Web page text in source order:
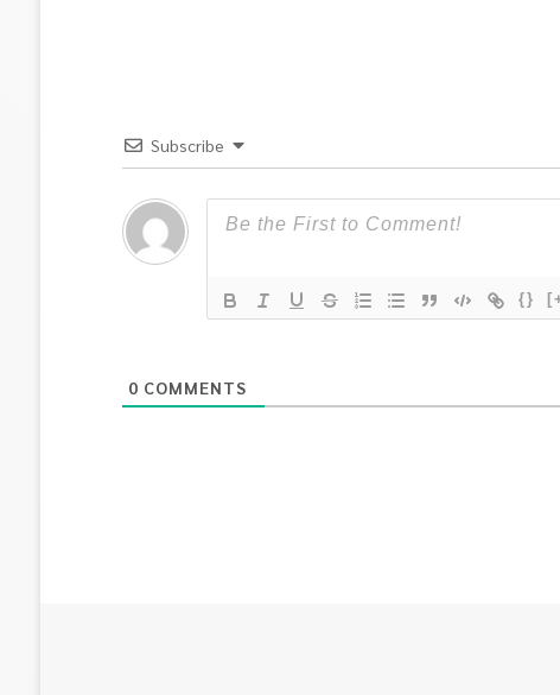
Subscribe
{}
0 COMMENTS